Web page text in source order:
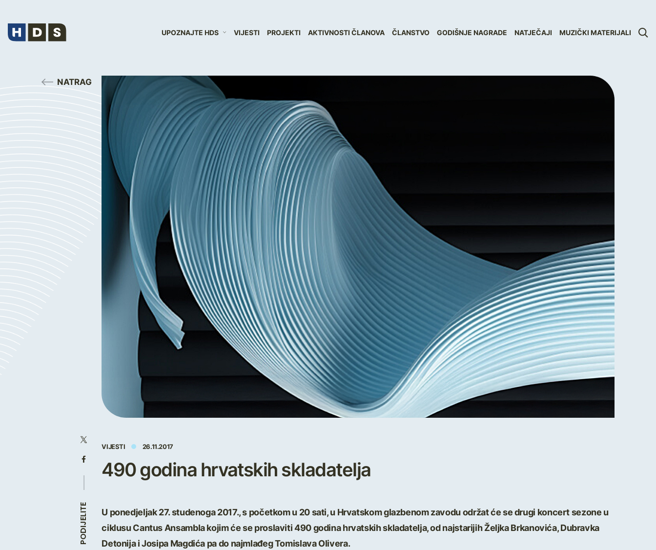
UPOZNAJTE HDS VIJESTI PROJEKTI AKTIVNOSTI ČLANOVA ČLANSTVO GODIŠNJE NAGRADE NATJEČAJI MUZIČKI MATERIJALI
NATRAG
PODIJELITE
VIJESTI 26.11.2017
490 godina hrvatskih skladatelja
U ponedjeljak 27. studenoga 2017., s početkom u 20 sati, u Hrvatskom glazbenom zavodu održat će se drugi koncert sezone u
ciklusu Cantus Ansambla kojim će se proslaviti 490 godina hrvatskih skladatelja, od najstarijih Željka Brkanovića, Dubravka
Detonija i Josipa Magdića pa do najmlađeg Tomislava Olivera.